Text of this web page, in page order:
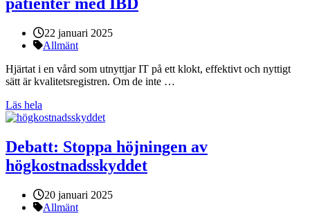
patienter med IBD
Publicerat:
22 januari 2025
Kategorier:
Allmänt
Hjärtat i en vård som utnyttjar IT på ett klokt, effektivt och nyttigt
sätt är kvalitetsregistren. Om de inte …
Läs hela
Debatt: Stoppa höjningen av
högkostnadsskyddet
Publicerat:
20 januari 2025
Kategorier:
Allmänt